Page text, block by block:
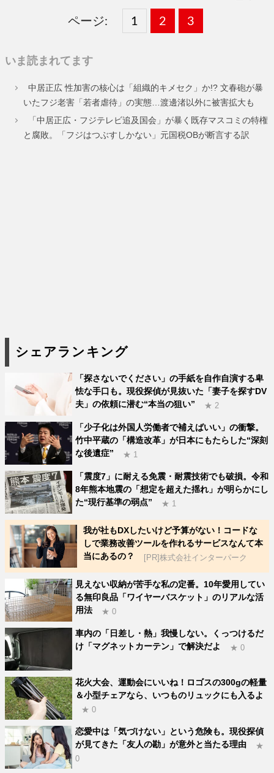
ページ:
固
ー
ジ
1 ,
固
ー
ジ
2 ,
固
ー
ジ
3
いま読まれてます
中居正広 性加害の核心は「組織的キメセク」か!? 文春砲が暴
いたフジ老害「若者虐待」の実態…渡邊渚以外に被害拡大も
「中居正広・フジテレビ追及国会」が暴く既存マスコミの特権
と腐敗。「フジはつぶすしかない」元国税OBが断言する訳
シェアランキング
「探さないでください」の手紙を自作自演する卑
怯な手口も。現役探偵が見抜いた「妻子を探すDV
夫」の依頼に潜む“本当の狙い”
★ 2
「少子化は外国人労働者で補えばいい」の衝撃。
竹中平蔵の「構造改革」が日本にもたらした“深刻
な後遺症”
★ 1
「震度7」に耐える免震・耐震技術でも破損。令和
8年熊本地震の「想定を超えた揺れ」が明らかにし
た“現行基準の弱点”
★ 1
我が社もDXしたいけど予算がない！コードな
しで業務改善ツールを作れるサービスなんて本
当にあるの？
[PR]株式会社インターパーク
見えない収納が苦手な私の定番。10年愛用してい
る無印良品「ワイヤーバスケット」のリアルな活
用法
★ 0
車内の「日差し・熱」我慢しない。くっつけるだ
け「マグネットカーテン」で解決だよ
★ 0
花火大会、運動会にいいね！ロゴスの300gの軽量
＆小型チェアなら、いつものリュックにも入るよ
★ 0
恋愛中は「気づけない」という危険も。現役探偵
が見てきた「友人の勘」が意外と当たる理由
★
0